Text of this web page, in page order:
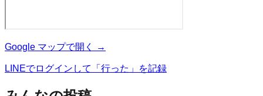
Google マップで開く →
LINEでログインして「行った」を記録